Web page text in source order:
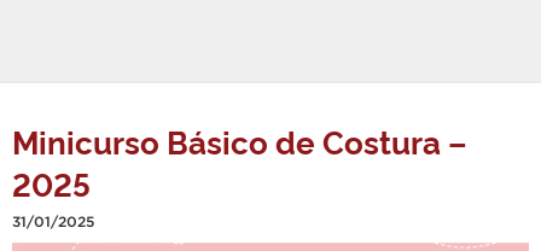
Minicurso Básico de Costura –
2025
31/01/2025